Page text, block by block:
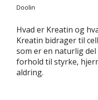
Doolin
Hvad er Kreatin og
Kreatin bidrager til
som er en naturlig
forhold til styrke,
aldring.